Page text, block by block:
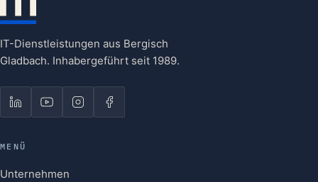
IT-Dienstleistungen aus Bergisch
Gladbach. Inhabergeführt seit 1989.
MENÜ
Unternehmen